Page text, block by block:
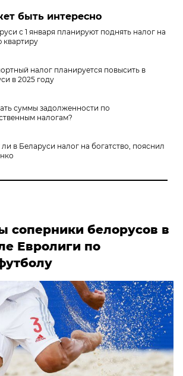
быть интересно
с 1 января планируют поднять налог на
квартиру
налог планируется повысить в
в 2025 году
суммы задолженности по
налогам?
ли в Беларуси налог на богатство, пояснил
соперники белорусов в
Евролиги по